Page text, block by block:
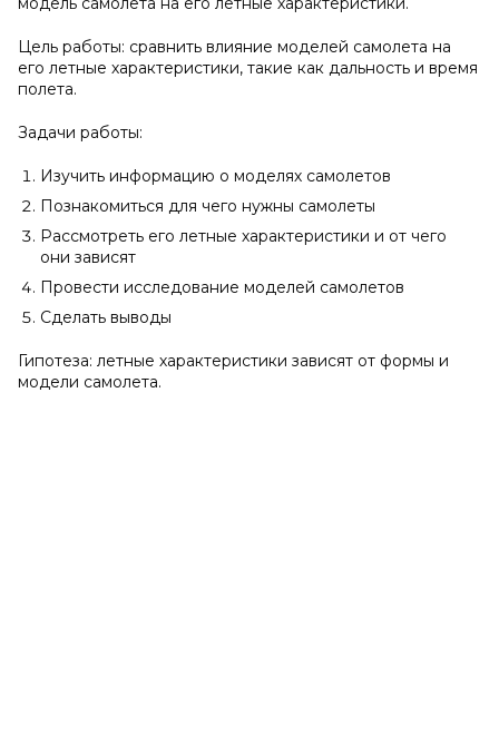
Цель работы: сравнить влияние моделей самолета на
его летные характеристики, такие как дальность и время
полета.
Задачи работы:
Изучить информацию о моделях самолетов
Познакомиться для чего нужны самолеты
Рассмотреть его летные характеристики и от чего
они зависят
Провести исследование моделей самолетов
Сделать выводы
Гипотеза: летные характеристики зависят от формы и
модели самолета.